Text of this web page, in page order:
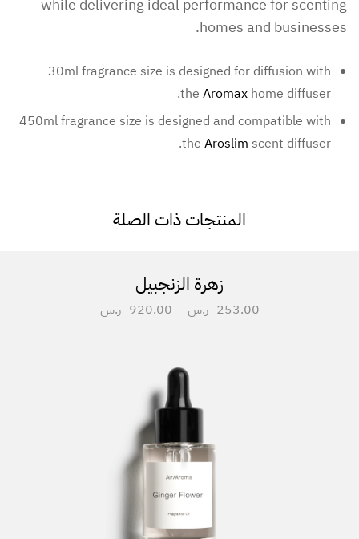
while delivering ideal performance for scenting
homes and businesses.
30ml fragrance size is designed for diffusion with
the Aromax home diffuser.
450ml fragrance size is designed and compatible with
the Aroslim scent diffuser.
المنتجات ذات الصلة
زهرة الزنجبيل
253.00 ر.س –
920.00 ر.س